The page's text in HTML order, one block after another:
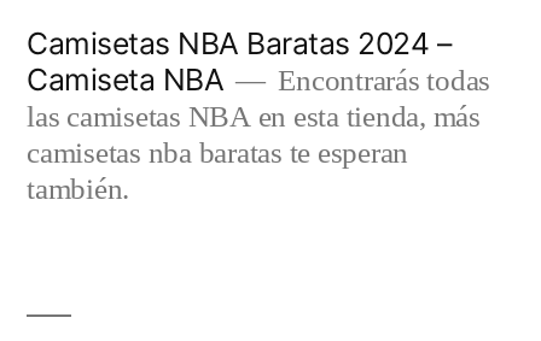
contenido
Camisetas NBA Baratas 2024 –
Camiseta NBA
Encontrarás todas
las camisetas NBA en esta tienda, más
camisetas nba baratas te esperan
también.